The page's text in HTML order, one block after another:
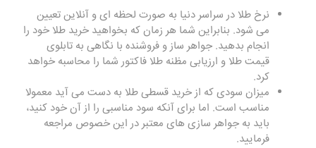
نرخ طلا در سراسر دنیا به صورت لحظه ای و آنلاین تعیین
می شود. بنابراین شما هر زمان که بخواهید خرید طلا خود را
انجام بدهید. جواهر ساز و فروشنده با نگاهی به تابلوی
قیمت طلا و ارزیابی مظنه طلا فاکتور شما را محاسبه خواهد
کرد.
میزان سودی که از خرید قسطی طلا به دست می آید معمولا
مناسب است. اما برای آنکه سود مناسبی را از آن خود کنید،
باید به جواهر سازی های معتبر در این خصوص مراجعه
فرمایید.